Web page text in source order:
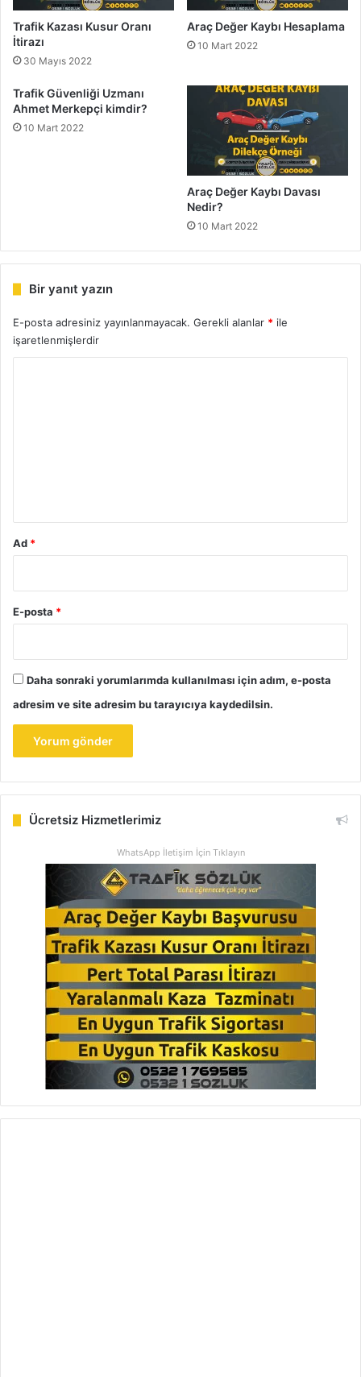
Trafik Kazası Kusur Oranı
İtirazı
30 Mayıs 2022
Araç Değer Kaybı Hesaplama
10 Mart 2022
Trafik Güvenliği Uzmanı
Ahmet Merkepçi kimdir?
10 Mart 2022
Araç Değer Kaybı Davası
Nedir?
10 Mart 2022
Bir yanıt yazın
E-posta adresiniz yayınlanmayacak. Gerekli alanlar * ile
işaretlenmişlerdir
Ad *
E-posta *
Daha sonraki yorumlarımda kullanılması için adım, e-posta
adresim ve site adresim bu tarayıcıya kaydedilsin.
Ücretsiz Hizmetlerimiz
WhatsApp İletişim İçin Tıklayın